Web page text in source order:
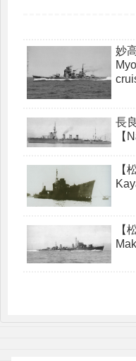
妙
長
【
【
【